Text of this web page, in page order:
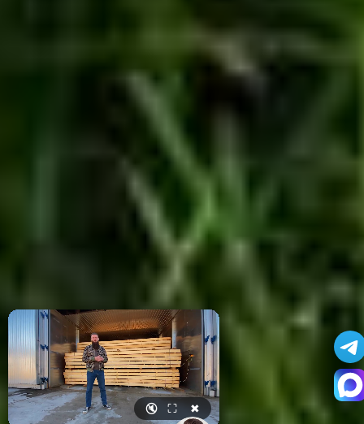
🔇 ⛶ ✖